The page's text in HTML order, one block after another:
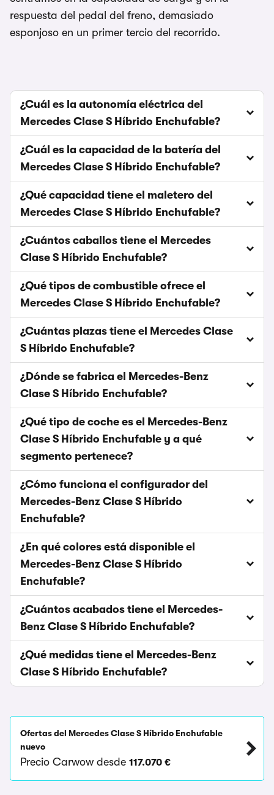
respuesta del pedal del freno, demasiado
esponjoso en un primer tercio del recorrido.
¿Cuál es la autonomía eléctrica del
Mercedes Clase S Híbrido Enchufable?
¿Cuál es la capacidad de la batería del
Mercedes Clase S Híbrido Enchufable?
¿Qué capacidad tiene el maletero del
Mercedes Clase S Híbrido Enchufable?
¿Cuántos caballos tiene el Mercedes
Clase S Híbrido Enchufable?
¿Qué tipos de combustible ofrece el
Mercedes Clase S Híbrido Enchufable?
¿Cuántas plazas tiene el Mercedes Clase
S Híbrido Enchufable?
¿Dónde se fabrica el Mercedes-Benz
Clase S Híbrido Enchufable?
¿Qué tipo de coche es el Mercedes-Benz
Clase S Híbrido Enchufable y a qué
segmento pertenece?
¿Cómo funciona el configurador del
Mercedes-Benz Clase S Híbrido
Enchufable?
¿En qué colores está disponible el
Mercedes-Benz Clase S Híbrido
Enchufable?
¿Cuántos acabados tiene el Mercedes-
Benz Clase S Híbrido Enchufable?
¿Qué medidas tiene el Mercedes-Benz
Clase S Híbrido Enchufable?
Ofertas del Mercedes Clase S Híbrido Enchufable
nuevo
Precio Carwow desde 117.070 €